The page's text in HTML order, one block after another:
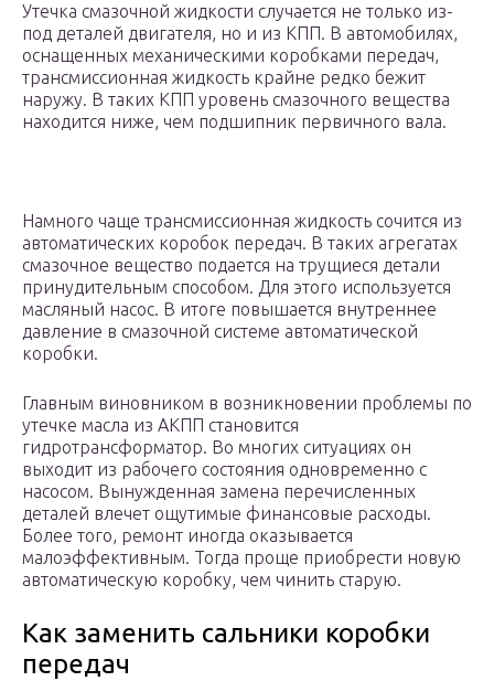
Утечка смазочной жидкости случается не только из-
под деталей двигателя, но и из КПП. В автомобилях,
оснащенных механическими коробками передач,
трансмиссионная жидкость крайне редко бежит
наружу. В таких КПП уровень смазочного вещества
находится ниже, чем подшипник первичного вала.
Намного чаще трансмиссионная жидкость сочится из
автоматических коробок передач. В таких агрегатах
смазочное вещество подается на трущиеся детали
принудительным способом. Для этого используется
масляный насос. В итоге повышается внутреннее
давление в смазочной системе автоматической
коробки.
Главным виновником в возникновении проблемы по
утечке масла из АКПП становится
гидротрансформатор. Во многих ситуациях он
выходит из рабочего состояния одновременно с
насосом. Вынужденная замена перечисленных
деталей влечет ощутимые финансовые расходы.
Более того, ремонт иногда оказывается
малоэффективным. Тогда проще приобрести новую
автоматическую коробку, чем чинить старую.
Как заменить сальники коробки
передач